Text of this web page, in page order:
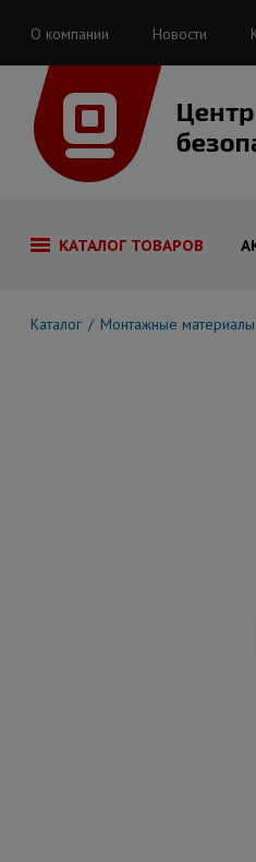
О компании Новости
КАТАЛОГ ТОВАРОВ
Каталог Монтажные материалы